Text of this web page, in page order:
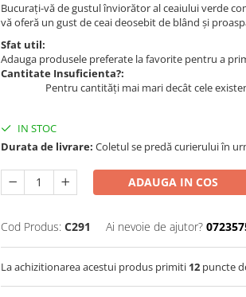
Bucurați-vă de gustul înviorător al ceaiului verde
vă oferă un gust de ceai deosebit de blând și
Sfat util:
Adauga produsele preferate la favorite pentru a
Cantitate Insuficienta?:
Pentru cantități mai mari decât cele
IN STOC
Durata de livrare: Coletul se predă curierului în
ADAUGA IN COS
Cod Produs: C291 Ai nevoie de ajutor?
La achizitionarea acestui produs primiti 12 puncte